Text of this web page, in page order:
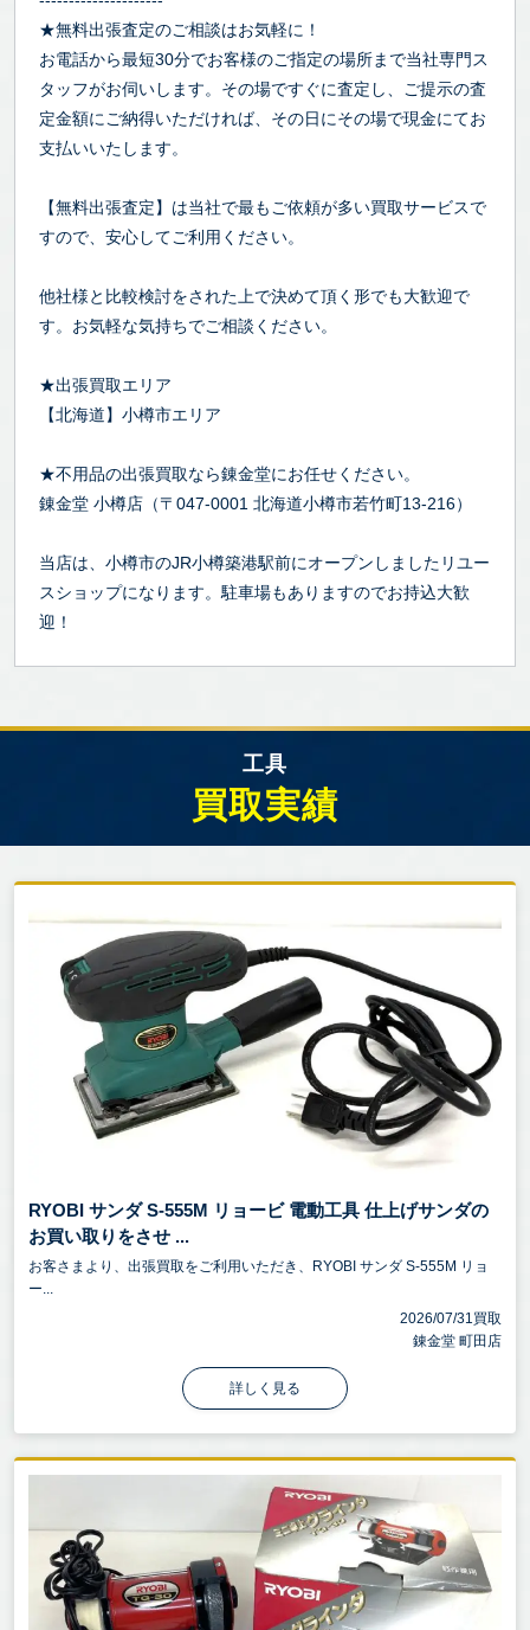
★無料出張査定のご相談はお気軽に！
お電話から最短30分でお客様のご指定の場所まで当社専門ス
タッフがお伺いします。その場ですぐに査定し、ご提示の査
定金額にご納得いただければ、その日にその場で現金にてお
支払いいたします。
【無料出張査定】は当社で最もご依頼が多い買取サービスで
すので、安心してご利用ください。
他社様と比較検討をされた上で決めて頂く形でも大歓迎で
す。お気軽な気持ちでご相談ください。
★出張買取エリア
【北海道】小樽市エリア
★不用品の出張買取なら錬金堂にお任せください。
錬金堂 小樽店（〒047-0001 北海道小樽市若竹町13-216）
当店は、小樽市のJR小樽築港駅前にオープンしましたリユー
スショップになります。駐車場もありますのでお持込大歓
迎！
工具
買取実績
RYOBI サンダ S-555M リョービ 電動工具 仕上げサンダの
お買い取りをさせ ...
お客さまより、出張買取をご利用いただき、RYOBI サンダ S-555M リョ
ー...
2026/07/31買取
錬金堂 町田店
詳しく見る